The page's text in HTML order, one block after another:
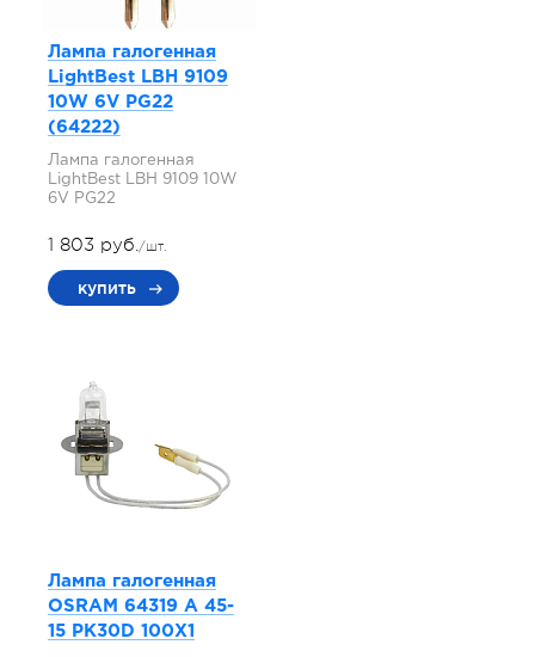
Лампа галогенная
LightBest LBH 9109
10W 6V PG22
(64222)
Лампа галогенная
LightBest LBH 9109 10W
6V PG22
1 803 руб./шт.
купить
Лампа галогенная
OSRAM 64319 A 45-
15 PK30D 100X1